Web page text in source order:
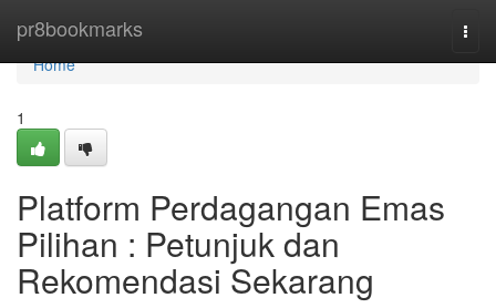
pr8bookmarks
Home
Home
1
Platform Perdagangan Emas
Pilihan : Petunjuk dan
Rekomendasi Sekarang